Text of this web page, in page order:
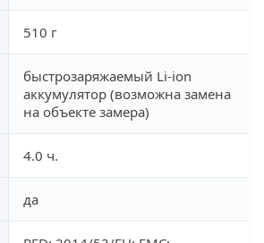
510 г
быстрозаряжаемый Li-ion
аккумулятор (возможна замена
на объекте замера)
4.0 ч.
да